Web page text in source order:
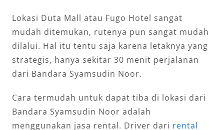
Lokasi Duta Mall atau Fugo Hotel sangat
mudah ditemukan, rutenya pun sangat mudah
dilalui. Hal itu tentu saja karena letaknya yang
strategis, hanya sekitar 30 menit perjalanan
dari Bandara Syamsudin Noor.
Cara termudah untuk dapat tiba di lokasi dari
Bandara Syamsudin Noor adalah
menggunakan jasa rental. Driver dari rental